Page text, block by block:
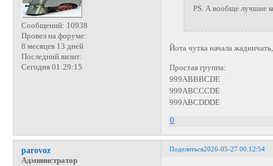
Сообщений: 10938
Провел на форуме:
8 месяцев 13 дней
Последний визит:
Сегодня 01:29:15
PS. А вообще лучшие
Йота чутка начала
Простая группа:
999ABBBCDE
999ABCCCDE
999ABCDDDE
0
Поделиться2026-05-27 00:12:54
parovoz
Администратор